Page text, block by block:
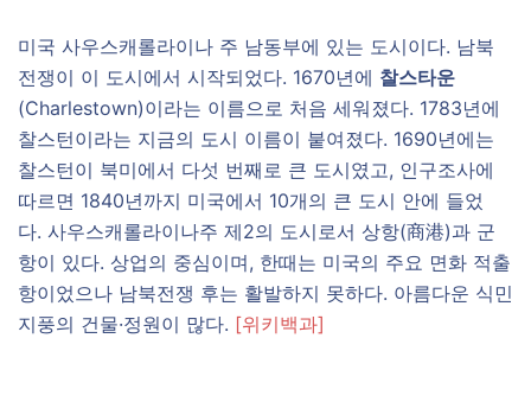
미국 사우스캐롤라이나 주 남동부에 있는 도시이다. 남북
전쟁이 이 도시에서 시작되었다. 1670년에 찰스타운
(Charlestown)이라는 이름으로 처음 세워졌다. 1783년에
찰스턴이라는 지금의 도시 이름이 붙여졌다. 1690년에는
찰스턴이 북미에서 다섯 번째로 큰 도시였고, 인구조사에
따르면 1840년까지 미국에서 10개의 큰 도시 안에 들었
다. 사우스캐롤라이나주 제2의 도시로서 상항(商港)과 군
항이 있다. 상업의 중심이며, 한때는 미국의 주요 면화 적출
항이었으나 남북전쟁 후는 활발하지 못하다. 아름다운 식민
지풍의 건물·정원이 많다. [위키백과]